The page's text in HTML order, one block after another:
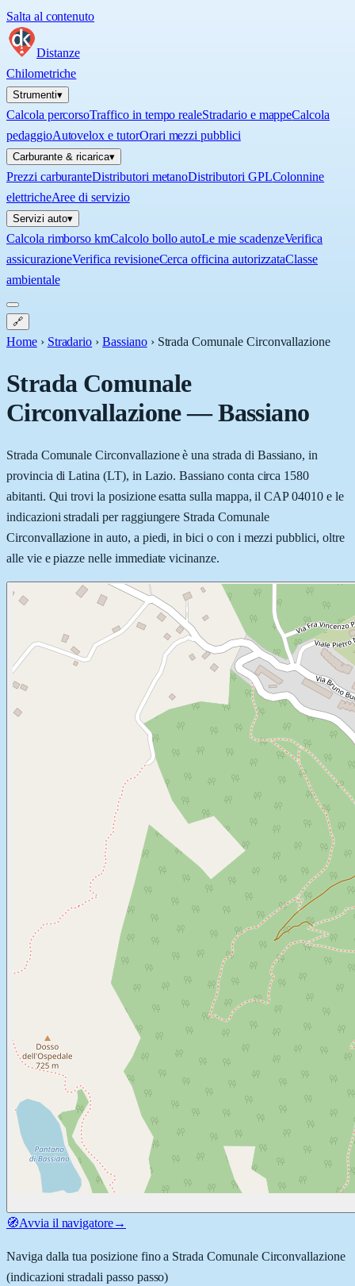
Salta al contenuto
Distanze
Chilometriche
Strumenti▾
Calcola percorsoTraffico in tempo realeStradario e mappeCalcola
pedaggioAutovelox e tutorOrari mezzi pubblici
Carburante & ricarica▾
Prezzi carburanteDistributori metanoDistributori GPLColonnine
elettricheAree di servizio
Servizi auto▾
Calcola rimborso kmCalcolo bollo autoLe mie scadenzeVerifica
assicurazioneVerifica revisioneCerca officina autorizzataClasse
ambientale
🔗
Home › Stradario › Bassiano › Strada Comunale Circonvallazione
Strada Comunale
Circonvallazione—Bassiano
Strada Comunale Circonvallazione è una strada di Bassiano, in
provincia di Latina (LT), in Lazio. Bassiano conta circa 1580
abitanti. Qui trovi la posizione esatta sulla mappa, il CAP 04010 e le
indicazioni stradali per raggiungere Strada Comunale
Circonvallazione in auto, a piedi, in bici o con i mezzi pubblici, oltre
alle vie e piazze nelle immediate vicinanze.
🧭Avvia il navigatore→
Naviga dalla tua posizione fino a Strada Comunale Circonvallazione
(indicazioni stradali passo passo)